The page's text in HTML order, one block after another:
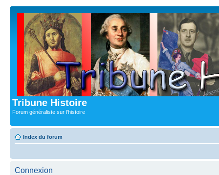
Tribune Histoire
Forum généraliste sur l'histoire
Index du forum
Connexion